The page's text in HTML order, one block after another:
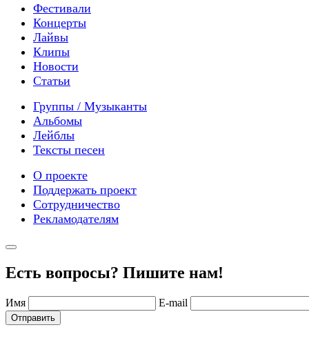
Фестивали
Концерты
Лайвы
Клипы
Новости
Статьи
Группы / Музыканты
Альбомы
Лейблы
Тексты песен
О проекте
Поддержать проект
Сотрудничество
Рекламодателям
Есть вопросы? Пишите нам!
Имя E-mail